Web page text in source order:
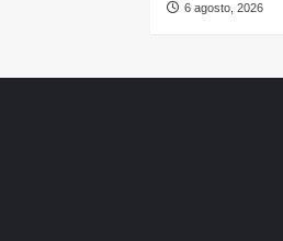
6 agosto, 2026